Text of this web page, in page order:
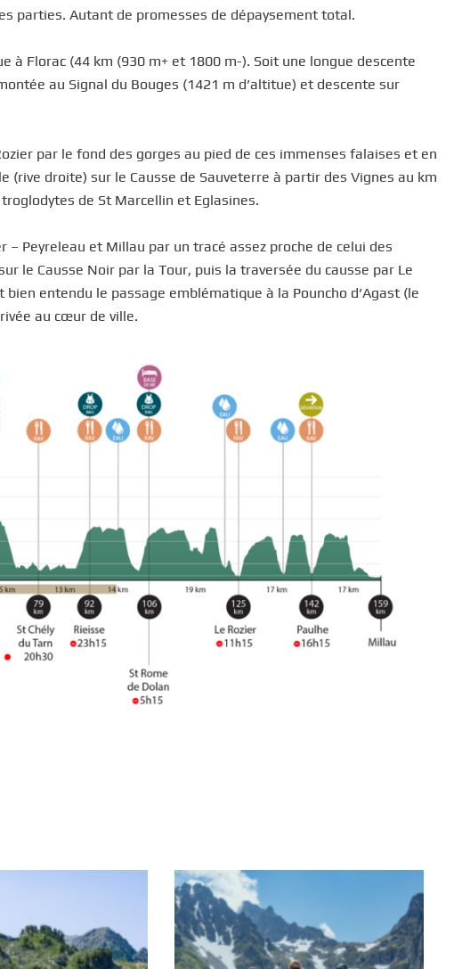
parties. Autant de promesses de dépaysement total.
à Florac (44 km (930 m+ et 1800 m-). Soit une longue descente
au Signal du Bouges (1421 m d’altitue) et descente sur
par le fond des gorges au pied de ces immenses falaises et en
(rive droite) sur le Causse de Sauveterre à partir des Vignes au km
de St Marcellin et Eglasines.
– Peyreleau et Millau par un tracé assez proche de celui des
le Causse Noir par la Tour, puis la traversée du causse par Le
bien entendu le passage emblématique à la Pouncho d’Agast (le
au cœur de ville.